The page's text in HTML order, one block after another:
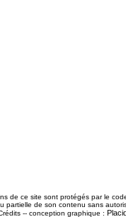
de ce site sont protégés par le
partielle de son contenu sans
-- conception graphique :